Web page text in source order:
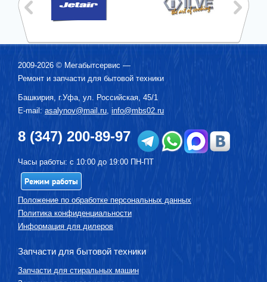
2009-2026 © Мегабытсервис —
Ремонт и запчасти для бытовой техники
Башкирия, г.Уфа ул. Российская, 45/1
E-mail: asalynov@mail.ru info@mbs02.ru
8 (347) 200-89-97
Часы работы: с 10:00 до 19:00 ПН-ПТ
Режим работы
Положение по обработке персональных данных
Политика конфиденциальности
Информация для дилеров
Запчасти для бытовой техники
Запчасти для стиральных машин